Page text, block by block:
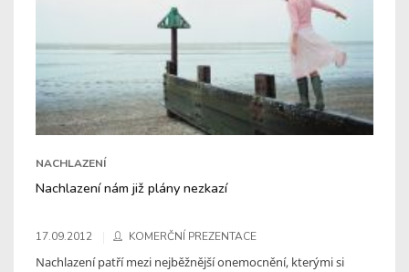
NACHLAZENÍ
Nachlazení nám již plány nezkazí
17.09.2012 KOMERČNÍ PREZENTACE
Nachlazení patří mezi nejběžnější onemocnění, kterými si